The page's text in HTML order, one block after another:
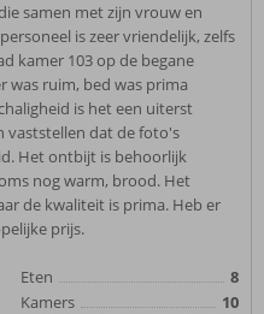
samen met zijn vrouw en
is zeer vriendelijk, zelfs
kamer 103 op de begane
was ruim, bed was prima
is het een uiterst
vaststellen dat de foto's
Het ontbijt is behoorlijk
nog warm, brood. Het
de kwaliteit is prima. Heb er
prijs.
Eten
8
Kamers
10